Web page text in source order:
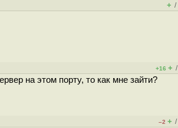
+ /
+16 + /
на этом порту, то как мне зайти?
–2 + /